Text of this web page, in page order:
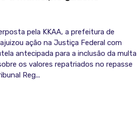
pela KKAA, a prefeitura de
ação na Justiça Federal com
antecipada para a inclusão da multa
os valores repatriados no repasse
Reg...